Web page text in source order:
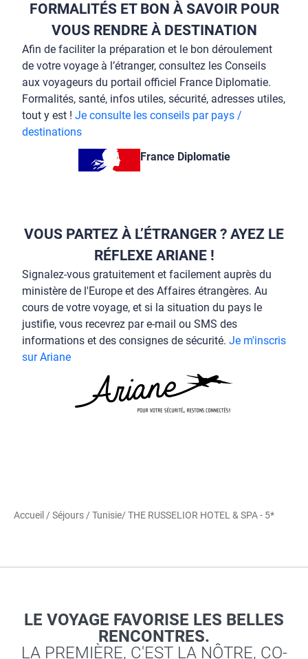
FORMALITÉS ET BON À SAVOIR POUR
VOUS RENDRE À DESTINATION
Afin de faciliter la préparation et le bon déroulement
de votre voyage à l’étranger, consultez les Conseils
aux voyageurs du portail officiel France Diplomatie.
Formalités, santé, infos utiles, sécurité, adresses utiles,
tout y est ! Je consulte les conseils par pays /
destinations
France Diplomatie
VOUS PARTEZ À L’ÉTRANGER ? AYEZ LE
RÉFLEXE ARIANE !
Signalez-vous gratuitement et facilement auprès du
ministère de l'Europe et des Affaires étrangères. Au
cours de votre voyage, et si la situation du pays le
justifie, vous recevrez par e-mail ou SMS des
informations et des consignes de sécurité. Je m'inscris
sur Ariane
Accueil /Séjours /Tunisie/ THE RUSSELIOR HOTEL & SPA - 5*
LE VOYAGE FAVORISE LES BELLES
RENCONTRES.
LA PREMIÈRE, C'EST LA NÔTRE, CO-